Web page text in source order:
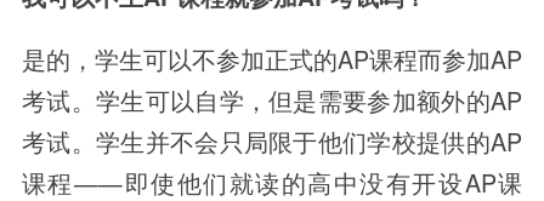
是的，学生可以不参加正式的AP课程而参加AP
考试。学生可以自学，但是需要参加额外的AP
考试。学生并不会只局限于他们学校提供的AP
课程——即使他们就读的高中没有开设AP课